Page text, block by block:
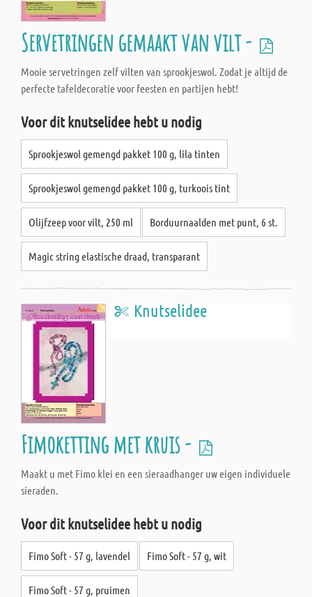
Servetringen gemaakt van vilt -
Mooie servetringen zelf vilten van sprookjeswol. Zodat je altijd de
perfecte tafeldecoratie voor feesten en partijen hebt!
Voor dit knutselidee hebt u nodig
Sprookjeswol gemengd pakket 100 g, lila tinten
Sprookjeswol gemengd pakket 100 g, turkoois tint
Olijfzeep voor vilt, 250 ml Borduurnaalden met punt, 6 st.
Magic string elastische draad, transparant
Knutselidee
Fimoketting met kruis -
Maakt u met Fimo klei en een sieraadhanger uw eigen individuele
sieraden.
Voor dit knutselidee hebt u nodig
Fimo Soft - 57 g, lavendel Fimo Soft - 57 g, wit
Fimo Soft - 57 g, pruimen